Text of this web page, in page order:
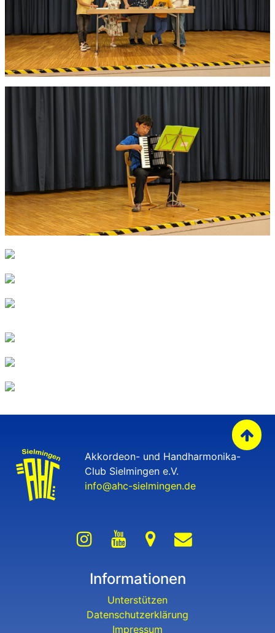
Akkordeon- und Handharmonika-
Club Sielmingen e.V.
info@ahc-sielmingen.de
Informationen
Unterstützen
Datenschutzerklärung
Impressum